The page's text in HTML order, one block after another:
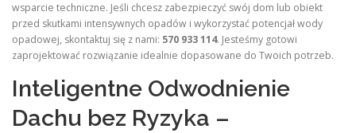
wsparcie techniczne. Jeśli chcesz zabezpieczyć swój dom lub obiekt
przed skutkami intensywnych opadów i wykorzystać potencjał wody
opadowej, skontaktuj się z nami: 570 933 114. Jesteśmy gotowi
zaprojektować rozwiązanie idealnie dopasowane do Twoich potrzeb.
Inteligentne Odwodnienie
Dachu bez Ryzyka –